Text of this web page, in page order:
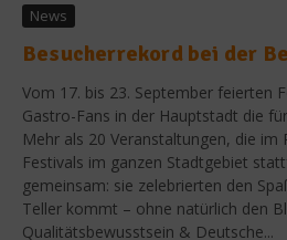
News
Besucherrekord bei der
Vom 17. bis 23. September feierten
Gastro-Fans in der Hauptstadt die
Mehr als 20 Veranstaltungen, die im
Festivals im ganzen Stadtgebiet
gemeinsam: sie zelebrierten den
Teller kommt – ohne natürlich den
Qualitätsbewusstsein & Deutsche...